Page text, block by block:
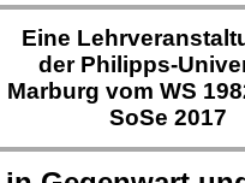
Eine
der Philipps-
Marburg vom WS
SoSe 2017